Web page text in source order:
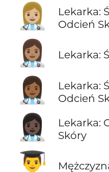
👩🏼‍⚕️
Lekarka:
Odcień
👩🏽‍⚕️ Lekarka:
👩🏾‍⚕️
Lekarka:
Odcień
👩🏿‍⚕️
Lekarka:
Skóry
👨‍🎓